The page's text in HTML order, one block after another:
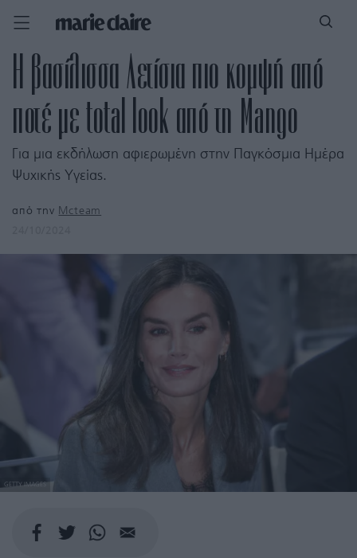
Η βασίλισσα Λετίσια πιο κομψή από
ποτέ με total look από τη Mango
Για μια εκδήλωση αφιερωμένη στην Παγκόσμια Ημέρα
Ψυχικής Υγείας.
από την Mcteam
GETTY IMAGES